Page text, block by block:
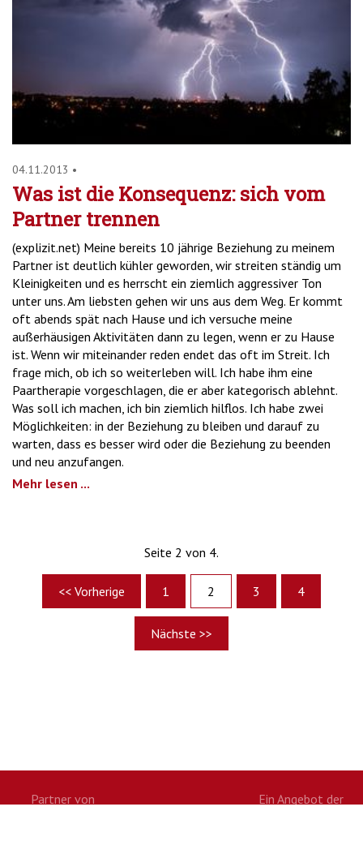
04.11.2013 •
Was ist die Konsequenz: sich vom
Partner trennen
(explizit.net) Meine bereits 10 jährige Beziehung zu meinem
Partner ist deutlich kühler geworden, wir streiten ständig um
Kleinigkeiten und es herrscht ein ziemlich aggressiver Ton
unter uns. Am liebsten gehen wir uns aus dem Weg. Er kommt
oft abends spät nach Hause und ich versuche meine
außerhäusigen Aktivitäten dann zu legen, wenn er zu Hause
ist. Wenn wir miteinander reden endet das oft im Streit. Ich
frage mich, ob ich so weiterleben will. Ich habe ihm eine
Paartherapie vorgeschlagen, die er aber kategorisch ablehnt.
Was soll ich machen, ich bin ziemlich hilflos. Ich habe zwei
Möglichkeiten: in der Beziehung zu bleiben und darauf zu
warten, dass es besser wird oder die Beziehung zu beenden
und neu anzufangen.
Mehr lesen ...
Seite 2 von 4.
<< Vorherige 1 2 3 4
Nächste >>
Partner von Ein Angebot der